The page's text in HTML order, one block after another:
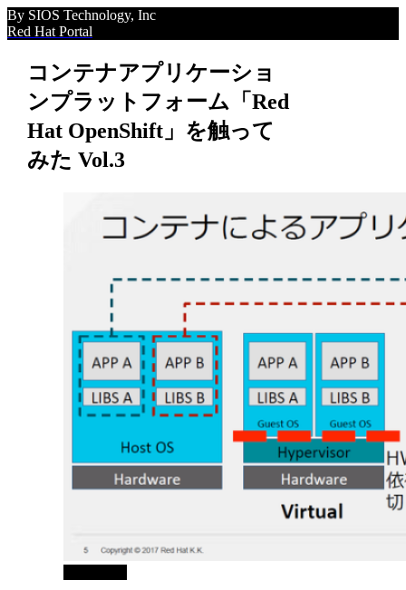
By SIOS Technology, Inc
Red Hat Portal
コンテナアプリケーショ
ンプラットフォーム「Red
Hat OpenShift」を触って
みた Vol.3